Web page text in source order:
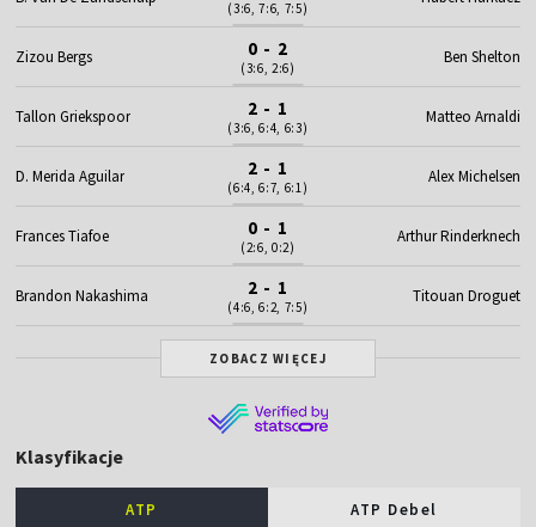
(3:6, 7:6, 7:5)
Zizou Bergs 0 - 2
(3:6, 2:6)
Ben Shelton
Tallon Griekspoor 2 - 1
(3:6, 6:4, 6:3)
Matteo Arnaldi
D. Merida Aguilar 2 - 1
(6:4, 6:7, 6:1)
Alex Michelsen
Frances Tiafoe 0 - 1
(2:6, 0:2)
Arthur Rinderknech
Brandon Nakashima 2 - 1
(4:6, 6:2, 7:5)
Titouan Droguet
ZOBACZ WIĘCEJ
Klasyfikacje
ATP ATP Debel